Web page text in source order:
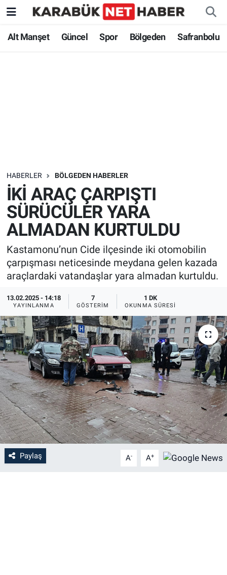
Alt Manşet Güncel Spor Bölgeden Safranbolu
HABERLER BÖLGEDEN HABERLER
İKİ ARAÇ ÇARPIŞTI
SÜRÜCÜLER YARA
ALMADAN KURTULDU
Kastamonu’nun Cide ilçesinde iki otomobilin
çarpışması neticesinde meydana gelen kazada
araçlardaki vatandaşlar yara almadan kurtuldu.
13.02.2025 - 14:18
YAYINLANMA
7
GÖSTERIM
1 DK
OKUNMA SÜRESI
Paylaş A- A+